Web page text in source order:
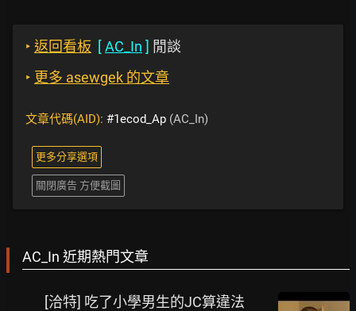
‣ 返回看板 [AC_In ] 閒談
‣ 更多 asewgek 的文章
文章代碼(AID): #1ecod_Ap (AC_In)
更多分享選項
關閉廣告 方便截圖
AC_In 近期熱門文章
[洽特] 吃了小學男生的JC算違法